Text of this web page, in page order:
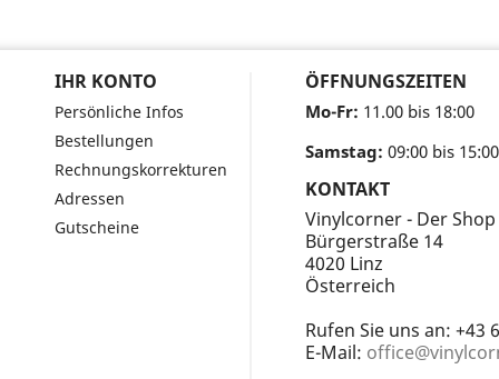
IHR KONTO
Persönliche Infos
Bestellungen
Rechnungskorrekturen
Adressen
Gutscheine
ÖFFNUNGSZEITEN
Mo-Fr: 11.00 bis 18:00
Samstag: 09:00 bis 15:00
KONTAKT
Vinylcorner - Der
Bürgerstraße 14
4020 Linz
Österreich
Rufen Sie uns an: +43
E-Mail: